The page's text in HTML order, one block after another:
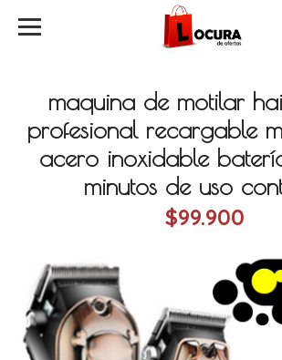
maquina de motilar
profesional recargable
acero inoxidable
minutos de uso
$99.900